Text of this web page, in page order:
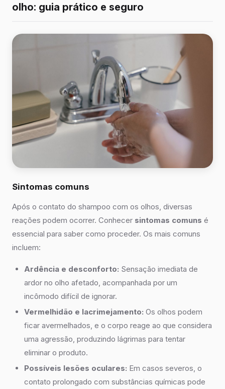
olho: guia prático e seguro
Sintomas comuns
Após o contato do shampoo com os olhos, diversas
reações podem ocorrer. Conhecer sintomas comuns é
essencial para saber como proceder. Os mais comuns
incluem:
Ardência e desconforto: Sensação imediata de
ardor no olho afetado, acompanhada por um
incômodo difícil de ignorar.
Vermelhidão e lacrimejamento: Os olhos podem
ficar avermelhados, e o corpo reage ao que considera
uma agressão, produzindo lágrimas para tentar
eliminar o produto.
Possíveis lesões oculares: Em casos severos, o
contato prolongado com substâncias químicas pode